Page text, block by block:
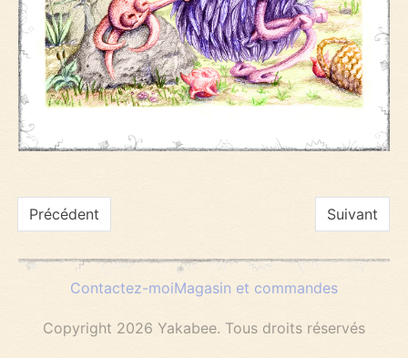
Navigation
de
l’article
Précédent Suivant
Contactez-moiMagasin et commandes
Copyright 2026 Yakabee. Tous droits réservés